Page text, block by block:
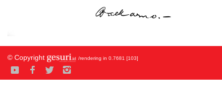
© Copyright /rendering in 0.7681 [103]